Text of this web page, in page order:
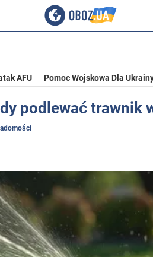
AFU Pomoc Wojskowa Dla
podlewać trawnik